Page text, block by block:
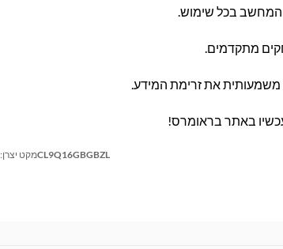
המחשב בכל שימוש.
מתקדמים.
מקט יצרן:14900CL9Q16GBGBZL